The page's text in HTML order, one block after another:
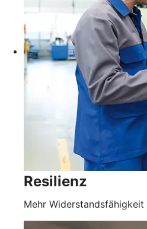
Resilienz
Mehr